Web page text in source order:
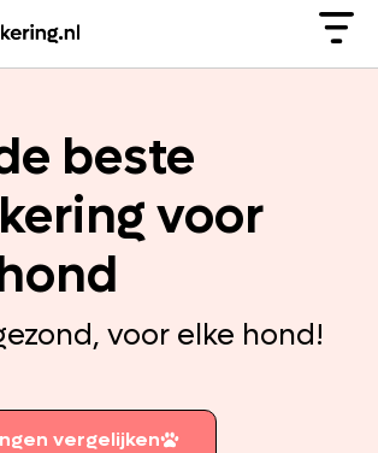
beste
voor
voor elke hond!
vergelijken